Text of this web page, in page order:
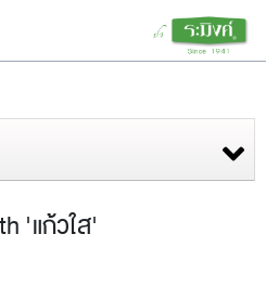
'แก้วใส'